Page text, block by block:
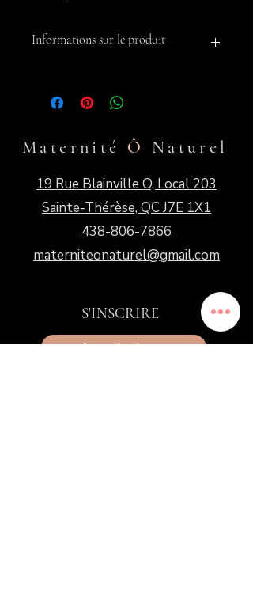
Informations sur le produit
Maternité Ô Naturel
19 Rue Blainville O, Local 203
Sainte-Thérèse, QC J7E 1X1
438-806-7866
materniteonaturel@gmail.com
S'INSCRIRE
Inscriptions